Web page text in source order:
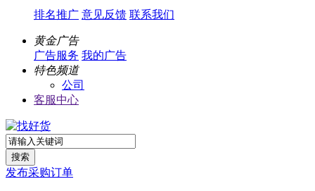
排名推广 意见反馈 联系我们
黄金广告
广告服务 我的广告
特色频道
公司
客服中心
搜索
发布采购订单